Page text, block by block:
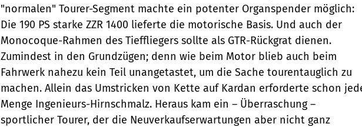
"normalen" Tourer-Segment machte ein potenter Organspender möglich:
Die 190 PS starke ZZR 1400 lieferte die motorische Basis. Und auch der
Monocoque-Rahmen des Tieffliegers sollte als GTR-Rückgrat dienen.
Zumindest in den Grundzügen; denn wie beim Motor blieb auch beim
Fahrwerk nahezu kein Teil unangetastet, um die Sache tourentauglich zu
machen. Allein das Umstricken von Kette auf Kardan erforderte schon
Menge Ingenieurs-Hirnschmalz. Heraus kam ein – Überraschung –
sportlicher Tourer, der die Neuverkaufserwartungen aber nicht ganz